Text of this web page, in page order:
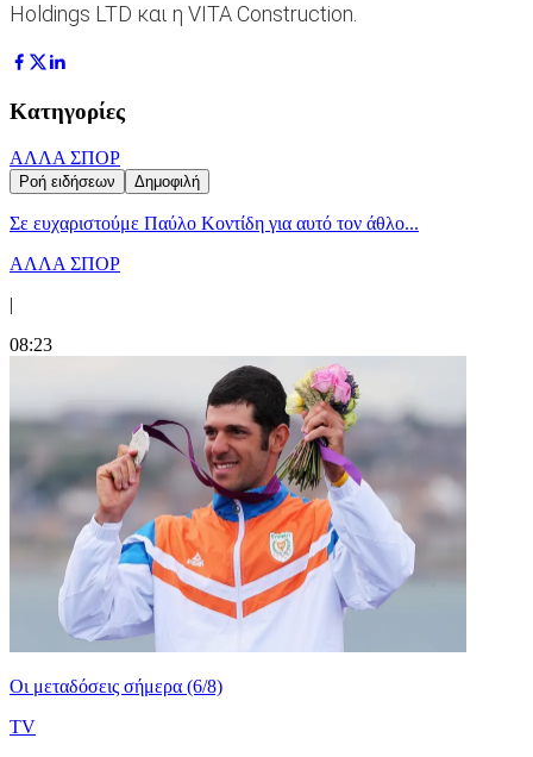
Holdings LTD και η VITA Construction.
Κατηγορίες
ΑΛΛΑ ΣΠΟΡ
Ροή ειδήσεων Δημοφιλή
Σε ευχαριστούμε Παύλο Κοντίδη για αυτό τον άθλο...
ΑΛΛΑ ΣΠΟΡ
|
08:23
Οι μεταδόσεις σήμερα (6/8)
TV